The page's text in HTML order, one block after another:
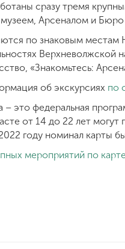
сразу тремя
Арсеналом и
по знаковым
Верхневолжской
«Знакомьтесь:
об экскурсиях по
– это федеральная
от 14 до 22 лет
году номинал карты
мероприятий по